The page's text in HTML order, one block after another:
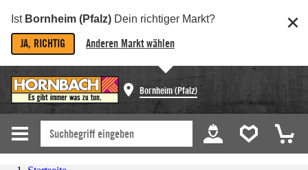
Ist Bornheim (Pfalz) Dein richtiger Markt?
JA, RICHTIG Anderen Markt wählen
Bornheim (Pfalz)